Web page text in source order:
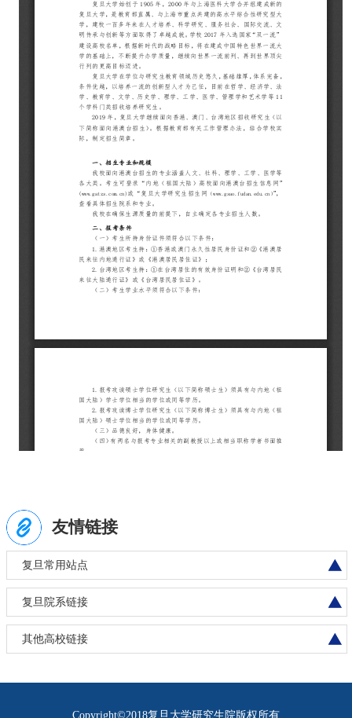
友情链接
复旦常用站点
复旦院系链接
其他高校链接
Copyright©2018复旦大学研究生院版权所有